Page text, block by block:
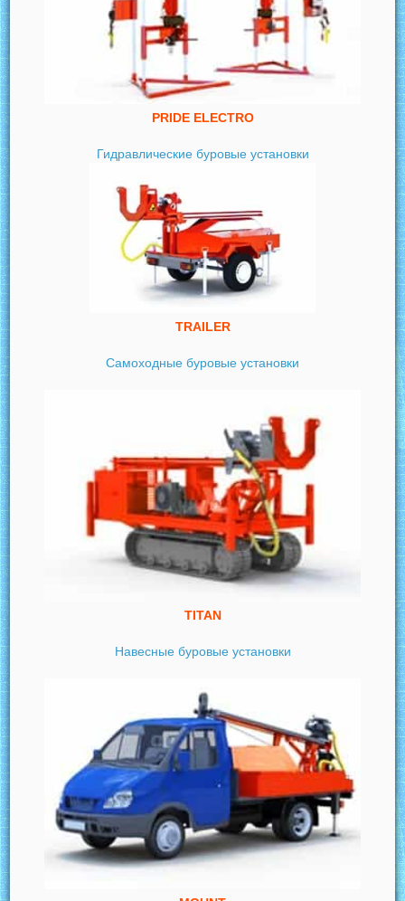
PRIDE ELECTRO
Гидравлические буровые установки
TRAILER
Самоходные буровые установки
TITAN
Навесные буровые установки